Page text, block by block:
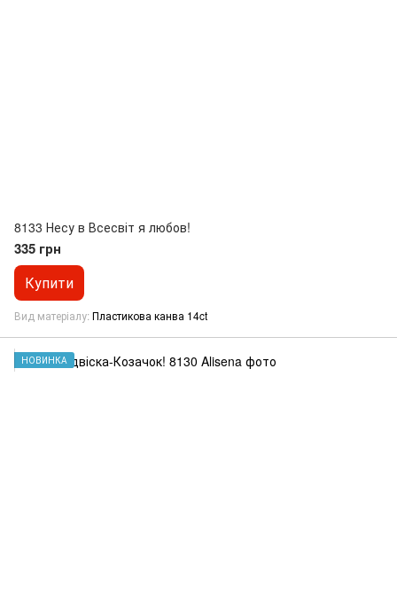
8133 Несу в Всесвіт я любов!
335 грн
Купити
Вид матеріалу Пластикова канва 14ct
НОВИНКА